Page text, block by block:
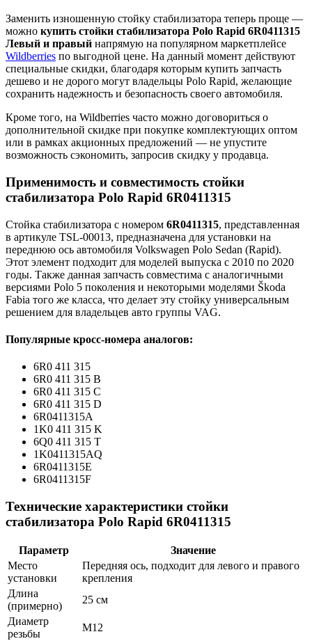
Заменить изношенную стойку стабилизатора теперь проще —
можно купить стойки стабилизатора Polo Rapid 6R0411315
Левый и правый напрямую на популярном маркетплейсе
Wildberries по выгодной цене. На данный момент действуют
специальные скидки, благодаря которым купить запчасть
дешево и не дорого могут владельцы Polo Rapid, желающие
сохранить надежность и безопасность своего автомобиля.
Кроме того, на Wildberries часто можно договориться о
дополнительной скидке при покупке комплектующих оптом
или в рамках акционных предложений — не упустите
возможность сэкономить, запросив скидку у продавца.
Применимость и совместимость стойки
стабилизатора Polo Rapid 6R0411315
Стойка стабилизатора с номером 6R0411315, представленная
в артикуле TSL-00013, предназначена для установки на
переднюю ось автомобиля Volkswagen Polo Sedan (Rapid).
Этот элемент подходит для моделей выпуска с 2010 по 2020
годы. Также данная запчасть совместима с аналогичными
версиями Polo 5 поколения и некоторыми моделями Škoda
Fabia того же класса, что делает эту стойку универсальным
решением для владельцев авто группы VAG.
Популярные кросс-номера аналогов:
6R0 411 315
6R0 411 315 B
6R0 411 315 C
6R0 411 315 D
6R0411315A
1K0 411 315 K
6Q0 411 315 T
1K0411315AQ
6R0411315E
6R0411315F
Технические характеристики стойки
стабилизатора Polo Rapid 6R0411315
Параметр
Значение
Место
установки
Передняя ось, подходит для левого и правого
крепления
Длина
(примерно)
25 см
Диаметр
резьбы
M12